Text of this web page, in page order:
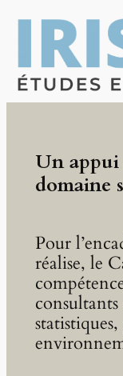
Skip
Un appui
domaine
Pour
réalise, le